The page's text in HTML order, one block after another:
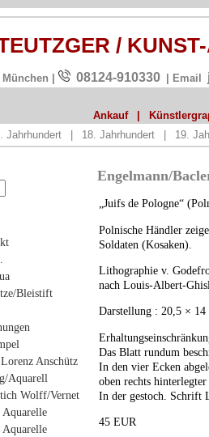
/
| 08124-910330 | Email
Ankauf
Jahrhundert 18. Jahrhundert 19.
Bleistift
Anschütz
Aquarell
Wolff/Vernet
Engelmann/
„Juifs de Pologne“
Polnische Händler
Soldaten (Kosaken).
Lithographie v.
nach Louis-Albert-
Darstellung : 20,5 × 14
Das Blatt rundum
In den vier Ecken
oben rechts
In der gestoch. Schrift
45 EUR